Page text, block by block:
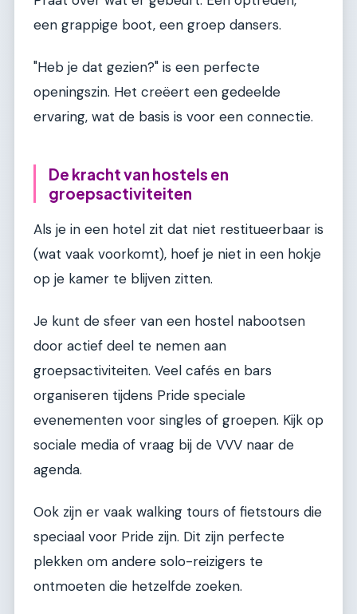
een grappige boot, een groep dansers.
"Heb je dat gezien?" is een perfecte
openingszin. Het creëert een gedeelde
ervaring, wat de basis is voor een connectie.
De kracht van hostels en
groepsactiviteiten
Als je in een hotel zit dat niet restitueerbaar is
(wat vaak voorkomt), hoef je niet in een hokje
op je kamer te blijven zitten.
Je kunt de sfeer van een hostel nabootsen
door actief deel te nemen aan
groepsactiviteiten. Veel cafés en bars
organiseren tijdens Pride speciale
evenementen voor singles of groepen. Kijk op
sociale media of vraag bij de VVV naar de
agenda.
Ook zijn er vaak walking tours of fietstours die
speciaal voor Pride zijn. Dit zijn perfecte
plekken om andere solo-reizigers te
ontmoeten die hetzelfde zoeken.